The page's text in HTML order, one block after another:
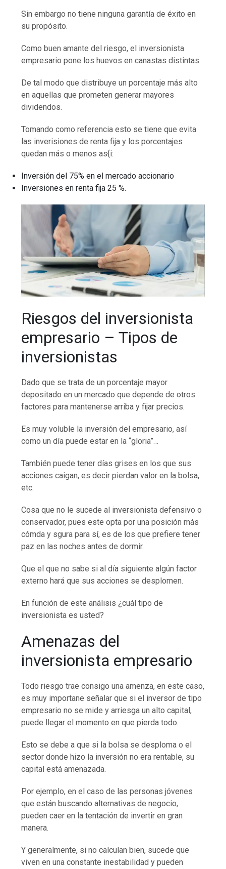
Sin embargo no tiene ninguna garantía de éxito en
su propósito.
Como buen amante del riesgo, el inversionista
empresario pone los huevos en canastas distintas.
De tal modo que distribuye un porcentaje más alto
en aquellas que prometen generar mayores
dividendos.
Tomando como referencia esto se tiene que evita
las inverisiones de renta fija y los porcentajes
quedan más o menos as{i:
Inversión del 75% en el mercado accionario
Inversiones en renta fija 25 %.
Riesgos del inversionista
empresario – Tipos de
inversionistas
Dado que se trata de un porcentaje mayor
depositado en un mercado que depende de otros
factores para mantenerse arriba y fijar precios.
Es muy voluble la inversión del empresario, así
como un día puede estar en la “gloria”…
También puede tener días grises en los que sus
acciones caigan, es decir pierdan valor en la bolsa,
etc.
Cosa que no le sucede al inversionista defensivo o
conservador, pues este opta por una posición más
cómda y sgura para sí, es de los que prefiere tener
paz en las noches antes de dormir.
Que el que no sabe si al día siguiente algún factor
externo hará que sus acciones se desplomen.
En función de este análisis ¿cuál tipo de
inversionista es usted?
Amenazas del
inversionista empresario
Todo riesgo trae consigo una amenza, en este caso,
es muy importane señalar que si el inversor de tipo
empresario no se mide y arriesga un alto capital,
puede llegar el momento en que pierda todo.
Esto se debe a que si la bolsa se desploma o el
sector donde hizo la inversión no era rentable, su
capital está amenazada.
Por ejemplo, en el caso de las personas jóvenes
que están buscando alternativas de negocio,
pueden caer en la tentación de invertir en gran
manera.
Y generalmente, si no calculan bien, sucede que
viven en una constante inestabilidad y pueden